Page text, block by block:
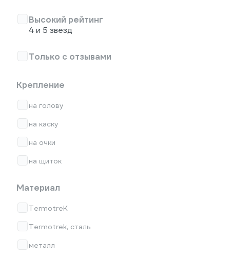
Высокий рейтинг
4 и 5 звезд
Только с отзывами
Крепление
на голову
на каску
на очки
на щиток
Материал
TermotreK
Termotrek, сталь
металл